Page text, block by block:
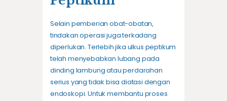
Selain pemberian obat-obatan,
tindakan operasi juga terkadang
diperlukan. Terlebih jika ulkus peptikum
telah menyebabkan lubang pada
dinding lambung atau perdarahan
serius yang tidak bisa diatasi dengan
endoskopi. Untuk membantu proses